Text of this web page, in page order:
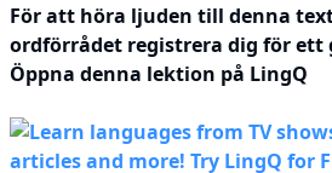
För att höra ljuden till denna
ordförrådet registrera dig för ett
Öppna denna lektion på LingQ